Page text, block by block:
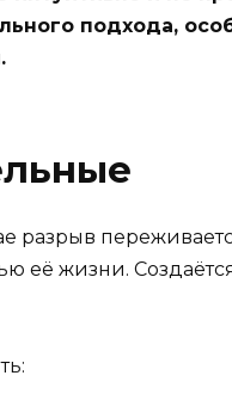
подхода,
разрыв
её жизни.